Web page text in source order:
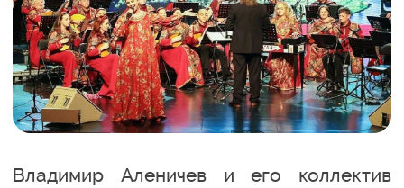
Владимир Аленичев и его коллектив